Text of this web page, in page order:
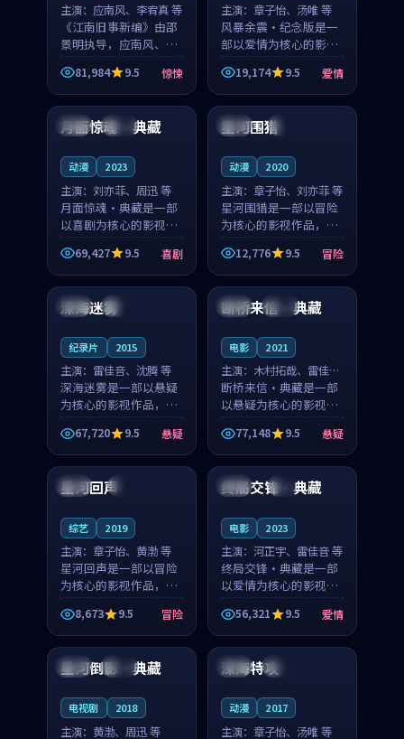
主演： 应南风、李宥真 等
《江南旧事新编》由邵
景明执导，应南风、李
宥真领衔主演，是一部
2018年上映的日本惊悚
综艺。影片以邻里温情
为切入，呈现一段从初
遇到告别都浸着真实
81,984 9.5 惊悚
主演： 章子怡、汤唯 等
风暴余震·纪念版是一
部以爱情为核心的影视
作品，围绕危机、反转
与人物成长展开，整体
节奏紧凑，值得推荐观
19,174 9.5 爱情
日本 完结
月面惊魂·典藏
动漫 2023
主演： 刘亦菲、周迅 等
月面惊魂·典藏是一部
以喜剧为核心的影视作
品，围绕危机、反转与
人物成长展开，整体节
奏紧凑，值得推荐观
69,427 9.5 喜剧
泰国 4K
星河围猎
动漫 2020
主演： 章子怡、刘亦菲 等
星河围猎是一部以冒险
为核心的影视作品，围
绕危机、反转与人物成
长展开，整体节奏紧
凑，值得推荐观看。
12,776 9.5 冒险
日本 高分
深海迷雾
纪录片 2015
主演： 雷佳音、沈腾 等
深海迷雾是一部以悬疑
为核心的影视作品，围
绕危机、反转与人物成
长展开，整体节奏紧
凑，值得推荐观看。
67,720 9.5 悬疑
中国 高分
断桥来信·典藏
电影 2021
主演： 木村拓哉、雷佳音
等
断桥来信·典藏是一部
以悬疑为核心的影视作
品，围绕危机、反转与
人物成长展开，整体节
奏紧凑，值得推荐观
看。
77,148 9.5 悬疑
中国 4K
星河回声
综艺 2019
主演： 章子怡、黄渤 等
星河回声是一部以冒险
为核心的影视作品，围
绕危机、反转与人物成
长展开，整体节奏紧
凑，值得推荐观看。
8,673 9.5 冒险
中国 4K
终局交锋·典藏
电影 2023
主演： 河正宇、雷佳音 等
终局交锋·典藏是一部
以爱情为核心的影视作
品，围绕危机、反转与
人物成长展开，整体节
奏紧凑，值得推荐观
看。
56,321 9.5 爱情
法国 院线
星河倒影·典藏
电视剧 2018
主演： 黄渤、周迅 等
美国 院线
深海特攻
动漫 2017
主演： 章子怡、汤唯 等